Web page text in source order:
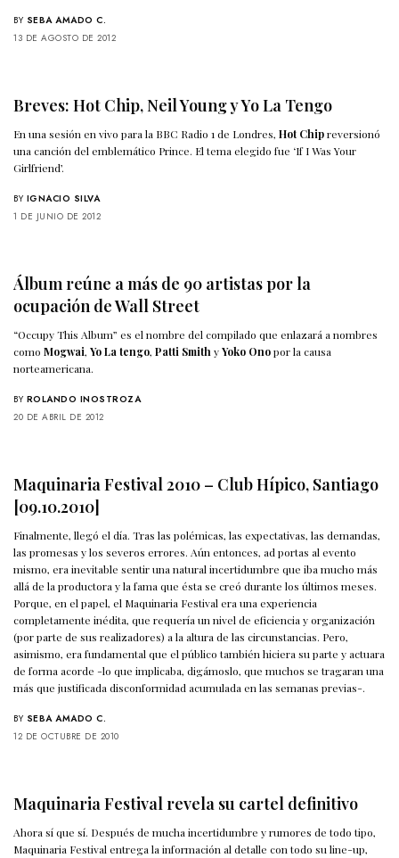
BY SEBA AMADO C.
13 DE AGOSTO DE 2012
Breves: Hot Chip, Neil Young y Yo La Tengo
En una sesión en vivo para la BBC Radio 1 de Londres,Hot Chipreversionó
una canción del emblemático Prince. El tema elegido fue ‘If I Was Your
Girlfriend’.
BY IGNACIO SILVA
1 DE JUNIO DE 2012
Álbum reúne a más de 90 artistas por la
ocupación de Wall Street
“Occupy This Album” es el nombre del compilado que enlazará a nombres
comoMogwai,Yo La tengo,Patti Smith yYoko Onopor la causa
norteamericana.
BY ROLANDO INOSTROZA
20 DE ABRIL DE 2012
Maquinaria Festival 2010 – Club Hípico, Santiago
[09.10.2010]
Finalmente, llegó el día. Tras las polémicas, las expectativas, las demandas,
las promesas y los severos errores. Aún entonces, ad portas al evento
mismo, era inevitable sentir una natural incertidumbre que iba mucho más
allá de la productora y la fama que ésta se creó durante los últimos meses.
Porque, en el papel, el Maquinaria Festival era una experiencia
completamente inédita, que requería un nivel de eficiencia y organización
(por parte de sus realizadores) a la altura de las circunstancias. Pero,
asimismo, era fundamental que el público también hiciera su parte y actuara
de forma acorde -lo que implicaba, digámoslo, que muchos se tragaran una
más que justificada disconformidad acumulada en las semanas previas-.
BY SEBA AMADO C.
12 DE OCTUBRE DE 2010
Maquinaria Festival revela su cartel definitivo
Ahora sí que sí. Después de mucha incertidumbre y rumores de todo tipo,
Maquinaria Festival entrega la información al detalle con todo su line-up,